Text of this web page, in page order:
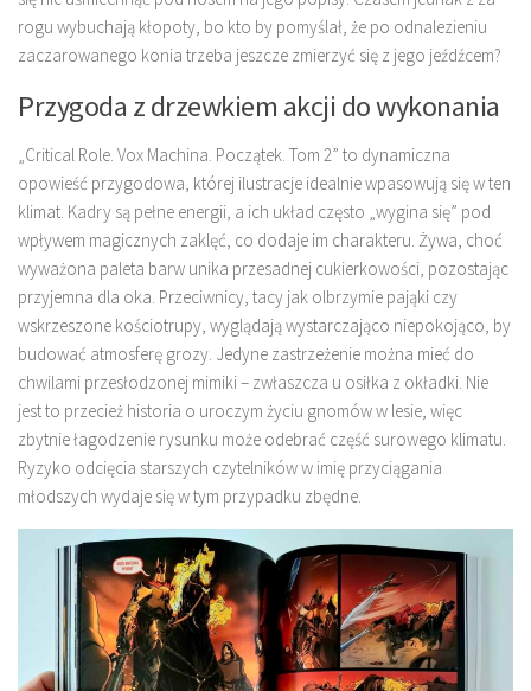
rogu wybuchają kłopoty, bo kto by pomyślał, że po odnalezieniu
zaczarowanego konia trzeba jeszcze zmierzyć się z jego jeźdźcem?
Przygoda z drzewkiem akcji do wykonania
„Critical Role. Vox Machina. Początek. Tom 2” to dynamiczna
opowieść przygodowa, której ilustracje idealnie wpasowują się w ten
klimat. Kadry są pełne energii, a ich układ często „wygina się” pod
wpływem magicznych zaklęć, co dodaje im charakteru. Żywa, choć
wyważona paleta barw unika przesadnej cukierkowości, pozostając
przyjemna dla oka. Przeciwnicy, tacy jak olbrzymie pająki czy
wskrzeszone kościotrupy, wyglądają wystarczająco niepokojąco, by
budować atmosferę grozy. Jedyne zastrzeżenie można mieć do
chwilami przesłodzonej mimiki – zwłaszcza u osiłka z okładki. Nie
jest to przecież historia o uroczym życiu gnomów w lesie, więc
zbytnie łagodzenie rysunku może odebrać część surowego klimatu.
Ryzyko odcięcia starszych czytelników w imię przyciągania
młodszych wydaje się w tym przypadku zbędne.